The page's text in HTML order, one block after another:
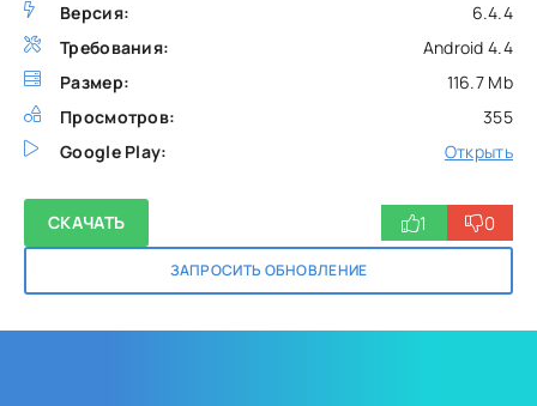
Версия:
6.4.4
Требования:
Android 4.4
Размер:
116.7 Mb
Просмотров:
355
Google Play:
Открыть
СКАЧАТЬ
ЗАПРОСИТЬ ОБНОВЛЕНИЕ
1 0